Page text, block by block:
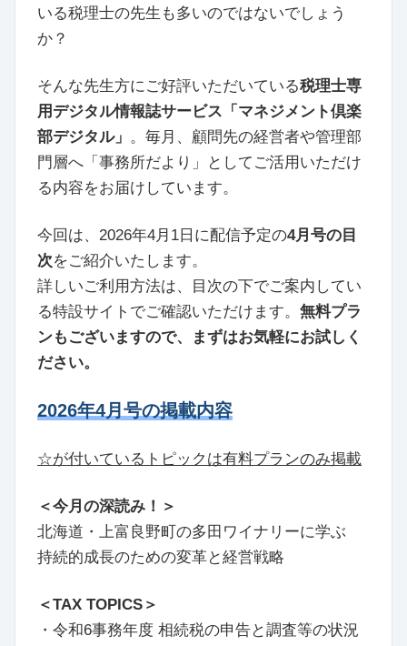
いる税理士の先生も多いのではないでしょう
か？
そんな先生方にご好評いただいている税理士専
用デジタル情報誌サービス「マネジメント倶楽
部デジタル」 。毎月、顧問先の経営者や管理部
門層へ「事務所だより」としてご活用いただけ
る内容をお届けしています。
今回は、2026年4月1日に配信予定の4月号の目
次をご紹介いたします。
詳しいご利用方法は、目次の下でご案内してい
る特設サイトでご確認いただけます。 無料プラ
ンもございますので、まずはお気軽にお試しく
ださい。
2026年4月号の掲載内容
☆が付いているトピックは有料プランのみ掲載
＜今月の深読み！＞
北海道・上富良野町の多田ワイナリーに学ぶ
持続的成長のための変革と経営戦略
＜TAX TOPICS＞
・令和6事務年度 相続税の申告と調査等の状況